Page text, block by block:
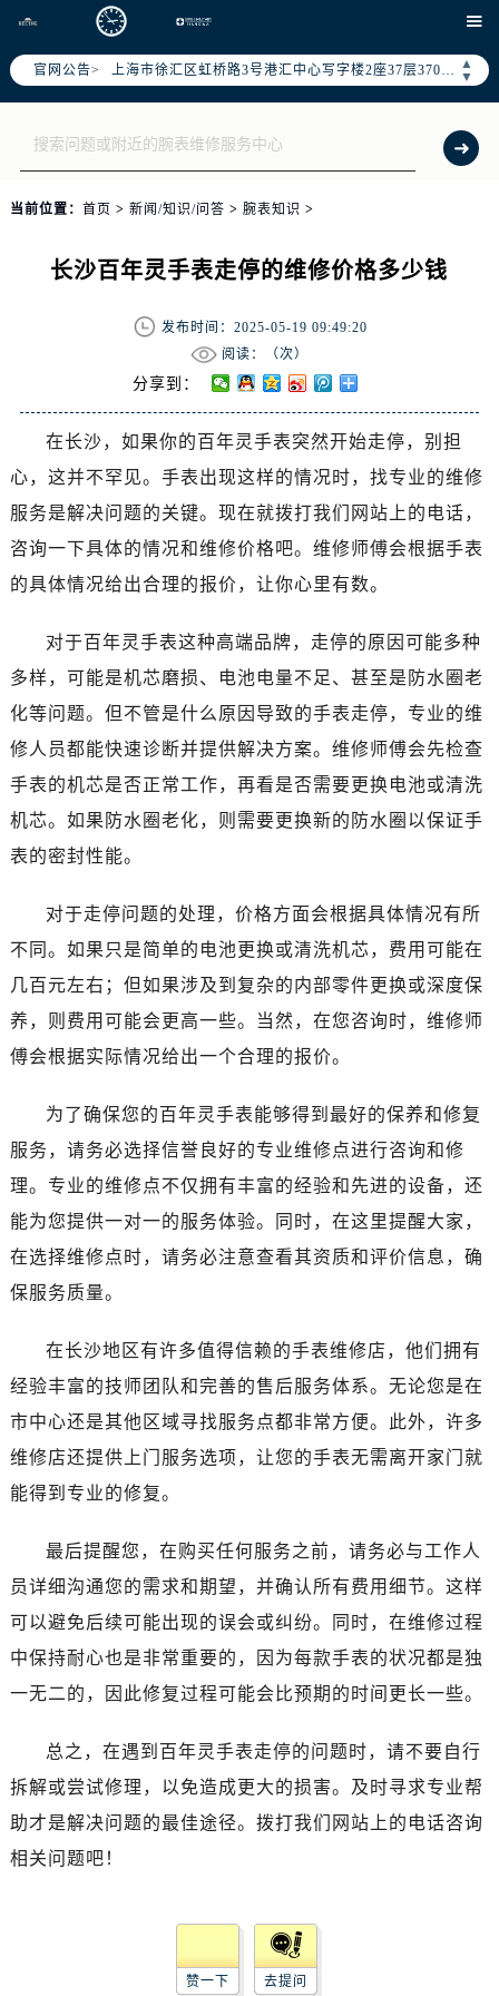

官网公告>
▲
▼
上海市徐汇区虹桥路3号港汇中心写字楼2座37层3705室（需提前预约）
上海市黄浦区南京东路299号宏伊国际广场写字楼8层806室（需提前预约）
南京市秦淮区中山南路1号（新街口）南京中心写字楼22层C1-1室（需提前预约）
常州市新北区龙锦路1590号现代传媒中心写字楼5号楼10层1008室（需提前预约）
盐城市盐都区世纪大道5号盐城金融城写字楼1号楼16层1604室（需提前预约）
绍兴市越城区胜利东路379号世茂天际中心写字楼8层805室（需提前预约）
嘉兴市南湖区广益路705号嘉兴世界贸易中心写字楼A座13层1304室（需提前预约）
南昌市红谷滩新区红谷中大道998号绿地双子塔（中央广场）A1座办公楼14层07室（需提前预约）
济南市历下区经十路11111号华润中心写字楼（万象城）15层1508室（需提前预约）
广州市天河区天河路230号万菱汇国际中心写字楼A塔7层704室（需提前预约）
惠州市惠城区江北文昌一路7号华贸大厦写字楼1座30层05室（需提前预约）
成都市锦江区人民东路6号SAC东原中心写字楼24层2406B室（需提前预约）
重庆市江北区观音桥步行街2号融恒时代广场写字楼9层902室（需提前预约）
长沙市芙蓉区定王台街道建湘路393号世茂环球金融中心写字楼（芙蓉广场）10层13室（需提前预约）
郑州市二七区铭功路10号华润大厦写字楼29层2905室（需提前预约）
沈阳市沈河区中街路83号亨得利名表服务中心（品牌授权店）1层整层（需提前预约）
乌鲁木齐市天山区红山路26号时代广场（CCMALL）C座17层17-B（需提前预约）
温州市鹿城区锦绣路1067号置信广场10层1015室（需提前预约）
南通市崇川区工农路57号圆融广场写字楼16层1603室（需提前预约）
苏州市苏州工业园区星港街199号苏州中心办公楼C座22层08室（需提前预约）
武汉市江汉区解放大道686号世界贸易大厦38层09室（需提前预约）
南宁市青秀区金湖路59号地王大厦12楼1224室（需提前预约）
青岛市南区山东路6号华润大厦B座22层04室（需提前预约）
烟台市芝罘区胜利路139号万达金融中心A座907室（需提前预约）
长春市朝阳区西安大路727号中银大厦A座(旺进大厦)18层09室（需提前预约）
唐山市路南区新华东道100号万达广场写字楼A座10层1002室（需提前预约）
台州市椒江区东海大道1800号腾达中心东1幢20楼2002室（需提前预约）
内蒙古自治区呼和浩特市玉泉区大学西街70号华润万象城写字楼（鄂尔多斯大厦）23层2326室（需提前预约）
甘肃省兰州市七里河区西津西路16号兰州中心写字楼21层2102室（需提前预约）
黑龙江省大庆市萨尔图区会战大街腕表网售后服务中心（需提前预约）
黑龙江省鹤岗市向阳区红军路腕表网售后服务中心（需提前预约）
黑龙江省黑河市爱辉区中央街腕表网售后服务中心（需提前预约）
当前位置： 首页 > 新闻/知识/问答 > 腕表知识 >
长沙百年灵手表走停的维修价格多少钱
发布时间：2025-05-19 09:49:20
阅读：（次）
分享到：
在长沙，如果你的百年灵手表突然开始走停，别担
心，这并不罕见。手表出现这样的情况时，找专业的维修
服务是解决问题的关键。现在就拨打我们网站上的电话，
咨询一下具体的情况和维修价格吧。维修师傅会根据手表
的具体情况给出合理的报价，让你心里有数。
对于百年灵手表这种高端品牌，走停的原因可能多种
多样，可能是机芯磨损、电池电量不足、甚至是防水圈老
化等问题。但不管是什么原因导致的手表走停，专业的维
修人员都能快速诊断并提供解决方案。维修师傅会先检查
手表的机芯是否正常工作，再看是否需要更换电池或清洗
机芯。如果防水圈老化，则需要更换新的防水圈以保证手
表的密封性能。
对于走停问题的处理，价格方面会根据具体情况有所
不同。如果只是简单的电池更换或清洗机芯，费用可能在
几百元左右；但如果涉及到复杂的内部零件更换或深度保
养，则费用可能会更高一些。当然，在您咨询时，维修师
傅会根据实际情况给出一个合理的报价。
为了确保您的百年灵手表能够得到最好的保养和修复
服务，请务必选择信誉良好的专业维修点进行咨询和修
理。专业的维修点不仅拥有丰富的经验和先进的设备，还
能为您提供一对一的服务体验。同时，在这里提醒大家，
在选择维修点时，请务必注意查看其资质和评价信息，确
保服务质量。
在长沙地区有许多值得信赖的手表维修店，他们拥有
经验丰富的技师团队和完善的售后服务体系。无论您是在
市中心还是其他区域寻找服务点都非常方便。此外，许多
维修店还提供上门服务选项，让您的手表无需离开家门就
能得到专业的修复。
最后提醒您，在购买任何服务之前，请务必与工作人
员详细沟通您的需求和期望，并确认所有费用细节。这样
可以避免后续可能出现的误会或纠纷。同时，在维修过程
中保持耐心也是非常重要的，因为每款手表的状况都是独
一无二的，因此修复过程可能会比预期的时间更长一些。
总之，在遇到百年灵手表走停的问题时，请不要自行
拆解或尝试修理，以免造成更大的损害。及时寻求专业帮
助才是解决问题的最佳途径。拨打我们网站上的电话咨询
相关问题吧！
赞一下 去提问